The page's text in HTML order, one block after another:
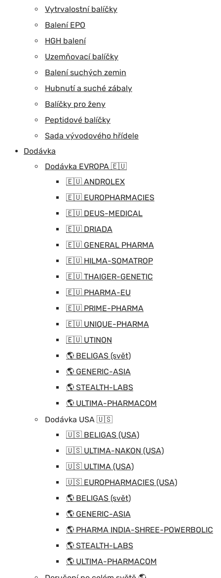
Vytrvalostní balíčky
Balení EPO
HGH balení
Uzemňovací balíčky
Balení suchých zemin
Hubnutí a suché zábaly
Balíčky pro ženy
Peptidové balíčky
Sada vývodového hřídele
Dodávka
Dodávka EVROPA 🇪🇺
🇪🇺 ANDROLEX
🇪🇺 EUROPHARMACIES
🇪🇺 DEUS-MEDICAL
🇪🇺 DRIADA
🇪🇺 GENERAL PHARMA
🇪🇺 HILMA-SOMATROP
🇪🇺 THAIGER-GENETIC
🇪🇺 PHARMA-EU
🇪🇺 PRIME-PHARMA
🇪🇺 UNIQUE-PHARMA
🇪🇺 UTINON
🌎 BELIGAS (svět)
🌎 GENERIC-ASIA
🌎 STEALTH-LABS
🌎 ULTIMA-PHARMACOM
Dodávka USA 🇺🇸
🇺🇸 BELIGAS (USA)
🇺🇸 ULTIMA-NAKON (USA)
🇺🇸 ULTIMA (USA)
🇺🇸 EUROPHARMACIES (USA)
🌎 BELIGAS (svět)
🌎 GENERIC-ASIA
🌎 PHARMA INDIA-SHREE-POWERBOLIC
🌎 STEALTH-LABS
🌎 ULTIMA-PHARMACOM